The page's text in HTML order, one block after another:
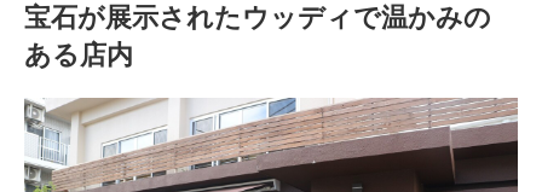
宝石が展示されたウッディで温かみの
ある店内